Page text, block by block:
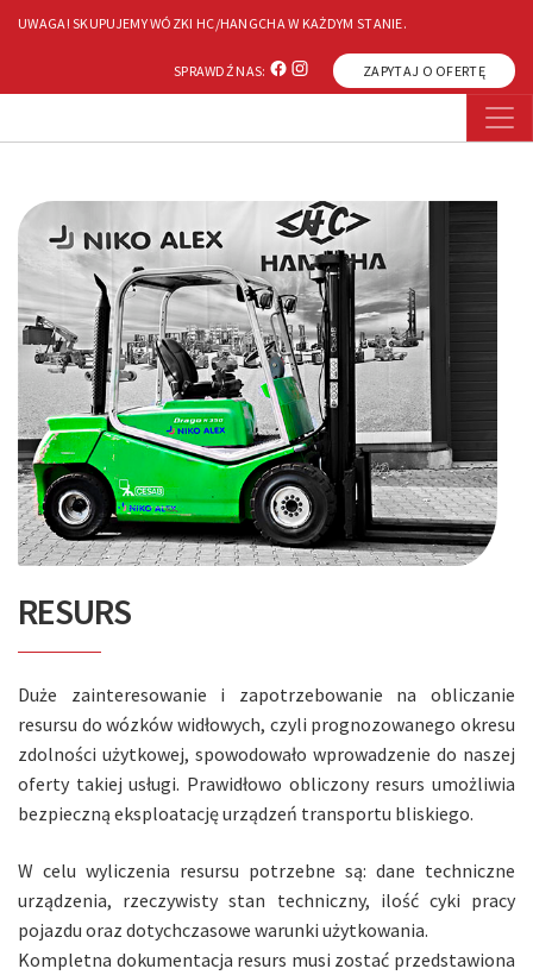
UWAGA! SKUPUJEMY WÓZKI HC/HANGCHA W KAŻDYM STANIE.
SPRAWDŹ NAS: ZAPYTAJ O OFERTĘ
Home Resurs
RESURS
Duże zainteresowanie i zapotrzebowanie na obliczanie
resursu do wózków widłowych, czyli prognozowanego okresu
zdolności użytkowej, spowodowało wprowadzenie do naszej
oferty takiej usługi. Prawidłowo obliczony resurs umożliwia
bezpieczną eksploatację urządzeń transportu bliskiego.
W celu wyliczenia resursu potrzebne są: dane techniczne
urządzenia, rzeczywisty stan techniczny, ilość cyki pracy
pojazdu oraz dotychczasowe warunki użytkowania.
Kompletna dokumentacja resurs musi zostać przedstawiona